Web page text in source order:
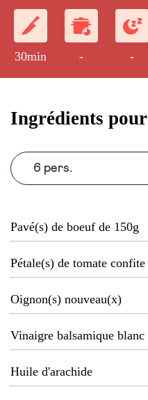
30min - -
Ingrédients pour
6 pers.
Pavé(s) de boeuf de 150g
Pétale(s) de tomate confite
Oignon(s) nouveau(x)
Vinaigre balsamique blanc
Huile d'arachide